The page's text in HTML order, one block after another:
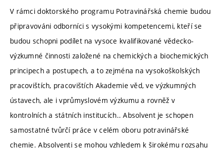
V rámci doktorského programu Potravinářská chemie budou
připravováni odborníci s vysokými kompetencemi, kteří se
budou schopni podílet na vysoce kvalifikované vědecko-
výzkumné činnosti založené na chemických a biochemických
principech a postupech, a to zejména na vysokoškolských
pracovištích, pracovištích Akademie věd, ve výzkumných
ústavech, ale i vprůmyslovém výzkumu a rovněž v
kontrolních a státních institucích.. Absolvent je schopen
samostatné tvůrčí práce v celém oboru potravinářské
chemie. Absolventi se mohou vzhledem k širokému rozsahu